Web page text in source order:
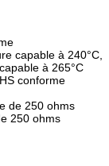
capable à 240°C,
à 265°C
conforme
de 250 ohms
250 ohms